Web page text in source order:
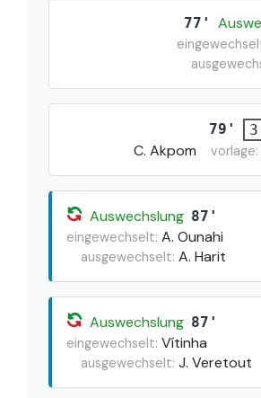
77'
79'
C. Akpom
vorlage:
Auswechslung 87'
eingewechselt: A. Ounahi
ausgewechselt: A. Harit
Auswechslung 87'
eingewechselt: Vítinha
ausgewechselt: J. Veretout